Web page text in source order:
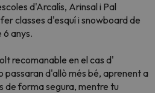
d'Arcalís, Arinsal i Pal
classes d'esquí i snowboard de
anys.
recomanable en el cas d'
passaran d'allò més bé, aprenent a
de forma segura, mentre tu